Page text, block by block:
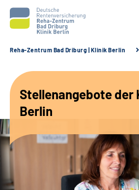
Unsere Angebote
Karriere
Reha-Zentrum Bad Driburg | Klinik Berlin
Stellenangebote der
Berlin